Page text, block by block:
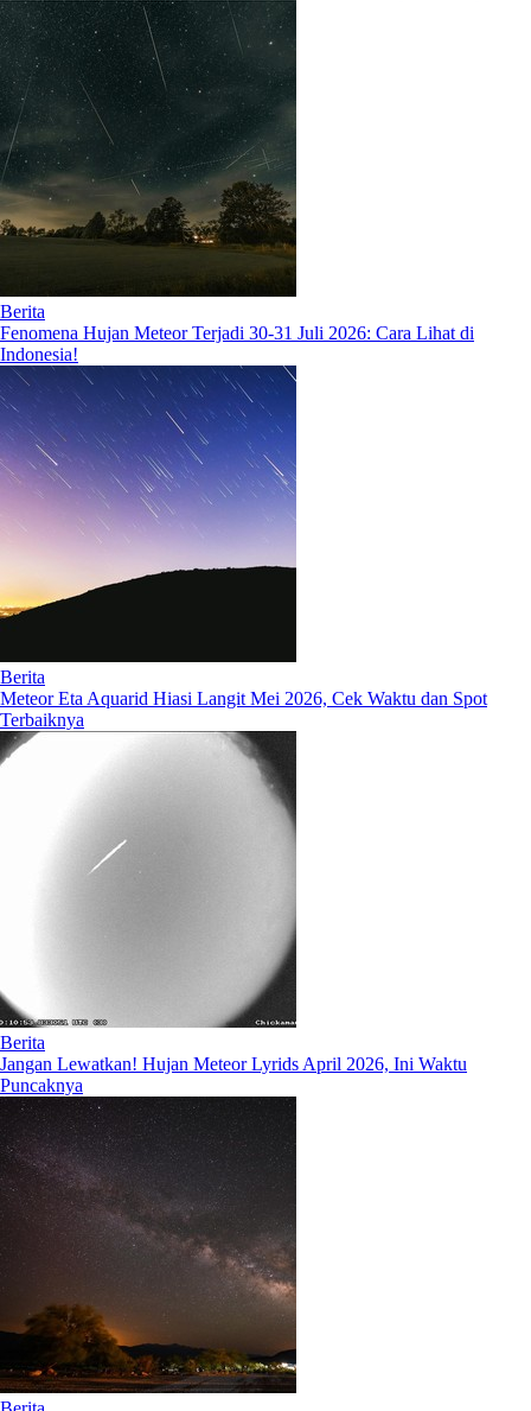
Berita
Fenomena Hujan Meteor Terjadi 30-31 Juli 2026: Cara Lihat di
Indonesia!
Berita
Meteor Eta Aquarid Hiasi Langit Mei 2026, Cek Waktu dan Spot
Terbaiknya
Berita
Jangan Lewatkan! Hujan Meteor Lyrids April 2026, Ini Waktu
Puncaknya